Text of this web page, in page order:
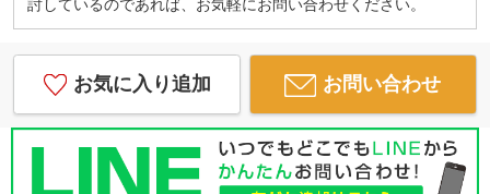
討しているのであれば、お気軽にお問い合わせください。
お気に入り追加 お問い合わせ